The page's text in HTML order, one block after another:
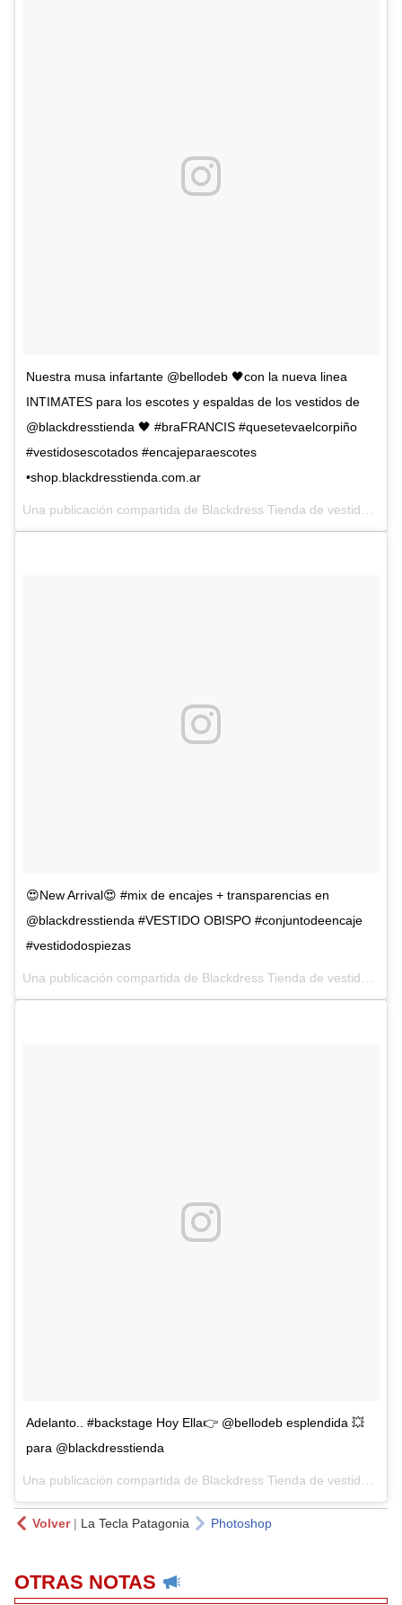
Nuestra musa infartante @bellodeb 🖤con la nueva linea
INTIMATES para los escotes y espaldas de los vestidos de
@blackdresstienda 🖤 #braFRANCIS #quesetevaelcorpiño
#vestidosescotados #encajeparaescotes
•shop.blackdresstienda.com.ar
😍New Arrival😍 #mix de encajes + transparencias en
@blackdresstienda #VESTIDO OBISPO #conjuntodeencaje
#vestidodospiezas
Adelanto.. #backstage Hoy Ella👉 @bellodeb esplendida 💥
para @blackdresstienda
Volver| La Tecla Patagonia Photoshop
OTRAS NOTAS